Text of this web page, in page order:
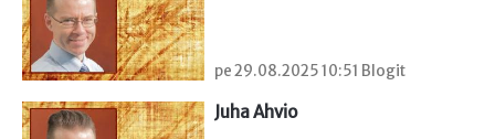
pe 29.08.2025 10:51 Blogit
Juha Ahvio